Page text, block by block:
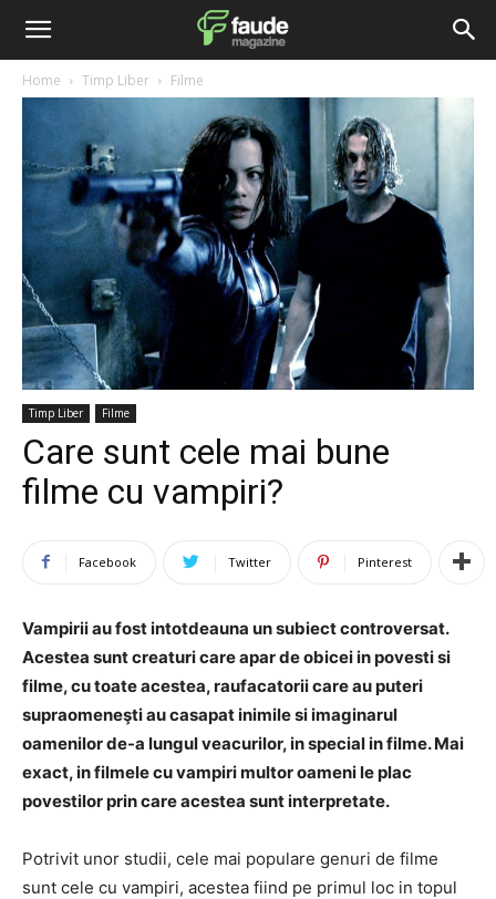
Home Timp Liber Filme
Timp Liber Filme
Care sunt cele mai bune
filme cu vampiri?
Facebook Twitter Pinterest
Vampirii au fost intotdeauna un subiect controversat.
Acestea sunt creaturi care apar de obicei in povesti si
filme, cu toate acestea, raufacatorii care au puteri
supraomeneşti au casapat inimile si imaginarul
oamenilor de-a lungul veacurilor, in special in filme. Mai
exact, in filmele cu vampiri multor oameni le plac
povestilor prin care acestea sunt interpretate.
Potrivit unor studii, cele mai populare genuri de filme
sunt cele cu vampiri, acestea fiind pe primul loc in topul